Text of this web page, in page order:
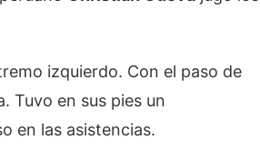
izquierdo. Con el paso de
Tuvo en sus pies un
en las asistencias.